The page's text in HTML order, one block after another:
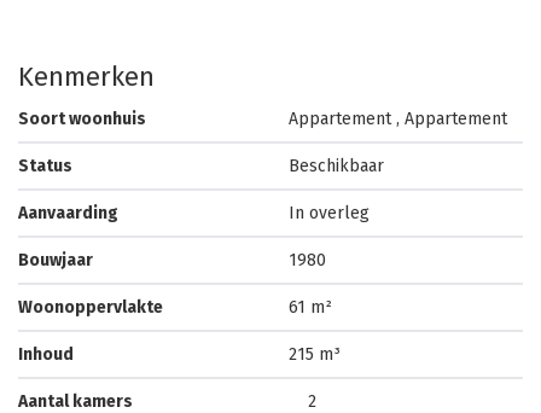
Kenmerken
Soort woonhuis Appartement , Appartement
Status Beschikbaar
Aanvaarding In overleg
Bouwjaar 1980
Woonoppervlakte 61 m²
Inhoud 215 m³
Aantal kamers 2